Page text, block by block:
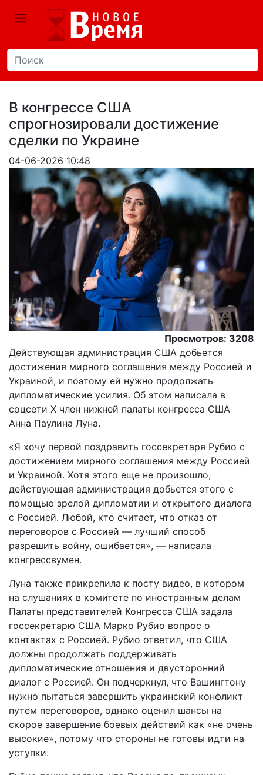
В конгрессе США
спрогнозировали достижение
сделки по Украине
04-06-2026 10:48
Просмотров: 3208
Действующая администрация США добьется
достижения мирного соглашения между Россией и
Украиной, и поэтому ей нужно продолжать
дипломатические усилия. Об этом написала в
соцсети X член нижней палаты конгресса США
Анна Паулина Луна.
«Я хочу первой поздравить госсекретаря Рубио с
достижением мирного соглашения между Россией
и Украиной. Хотя этого еще не произошло,
действующая администрация добьется этого с
помощью зрелой дипломатии и открытого диалога
с Россией. Любой, кто считает, что отказ от
переговоров с Россией — лучший способ
разрешить войну, ошибается», — написала
конгрессвумен.
Луна также прикрепила к посту видео, в котором
на слушаниях в комитете по иностранным делам
Палаты представителей Конгресса США задала
госсекретарю США Марко Рубио вопрос о
контактах с Россией. Рубио ответил, что США
должны продолжать поддерживать
дипломатические отношения и двусторонний
диалог с Россией. Он подчеркнул, что Вашингтону
нужно пытаться завершить украинский конфликт
путем переговоров, однако оценил шансы на
скорое завершение боевых действий как «не очень
высокие», потому что стороны не готовы идти на
уступки.